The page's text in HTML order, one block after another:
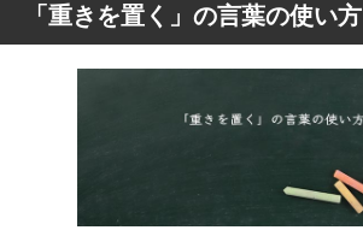
「重きを置く」の言葉の使い方